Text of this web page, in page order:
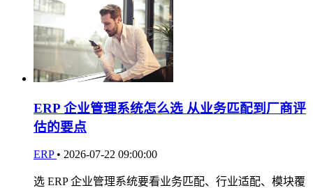
ERP 企业管理系统怎么选 从业务匹配到厂商评
估的要点
ERP • 2026-07-22 09:00:00
选 ERP 企业管理系统要看业务匹配、行业适配、模块覆